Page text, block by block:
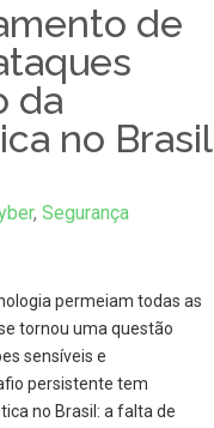
de
da
no Brasil
, Segurança
permeiam todas as
tornou uma questão
sensíveis e
persistente tem
no Brasil: a falta de